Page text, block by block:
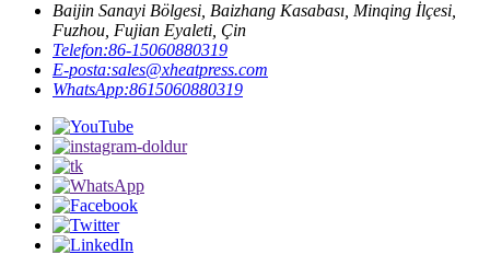
Baijin Sanayi Bölgesi, Baizhang Kasabası, Minqing İlçesi,
Fuzhou, Fujian Eyaleti, Çin
Telefon:86-15060880319
E-posta:sales@xheatpress.com
WhatsApp:8615060880319